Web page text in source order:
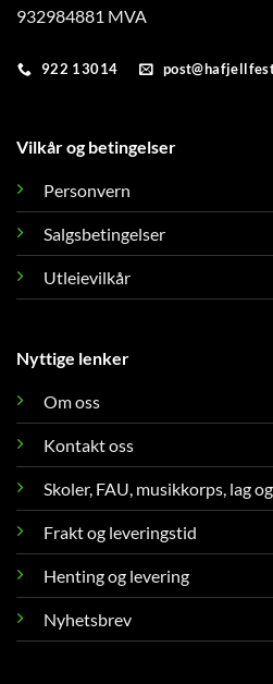
932984881 MVA
922 13014
Vilkår og betingelser
Personvern
Salgsbetingelser
Utleievilkår
Nyttige lenker
Om oss
Kontakt oss
Skoler, FAU, musikkorps, lag
Frakt og leveringstid
Henting og levering
Nyhetsbrev